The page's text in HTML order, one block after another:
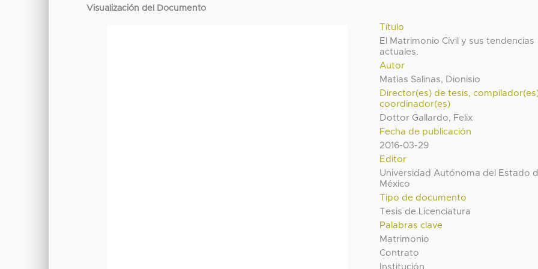
Visualización del Documento
Título
El Matrimonio Civil y sus tendencias
actuales.
Autor
Matias Salinas, Dionisio
Director(es) de tesis,
coordinador(es)
Dottor Gallardo, Felix
Fecha de publicación
2016-03-29
Editor
Universidad Autónoma del Estado
México
Tipo de documento
Tesis de Licenciatura
Palabras clave
Matrimonio
Contrato
Institución